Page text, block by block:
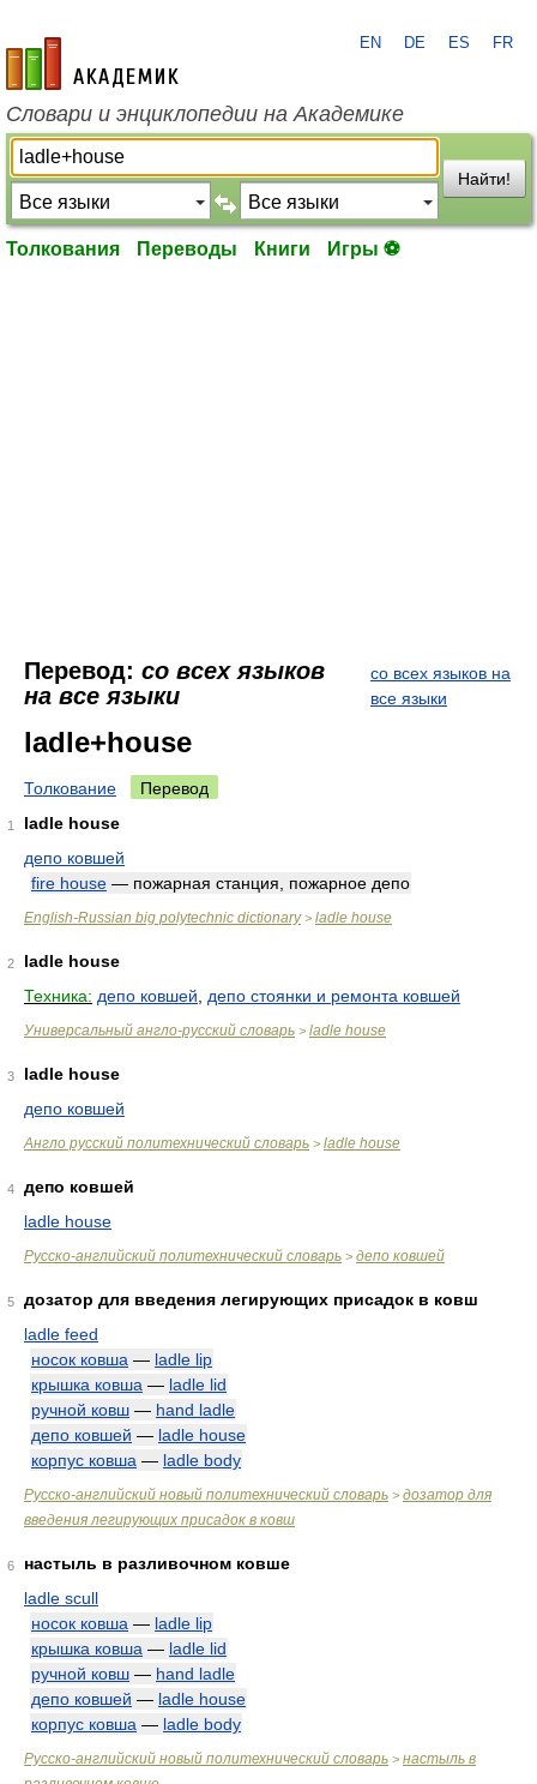
academic.ru
EN DE ES FR
Словари и энциклопедии на Академике
Найти!
Толкования Переводы Книги Игры ⚽
Перевод: со всех языков
на все языки
со всех языков на
все языки
ladle+house
Толкование Перевод
1
ladle house
депо ковшей
fire house — пожарная станция, пожарное депо
English-Russian big polytechnic dictionary> ladle house
2
ladle house
Техника: депо ковшей депо стоянки и ремонта ковшей
Универсальный англо-русский словарь > ladle house
3
ladle house
депо ковшей
Англо русский политехнический словарь > ladle house
4
депо ковшей
ladle house
Русско-английский политехнический словарь > депо ковшей
5
дозатор для введения легирующих присадок в ковш
ladle feed
носок ковша — ladle lip
крышка ковша — ladle lid
ручной ковш — hand ladle
депо ковшей — ladle house
корпус ковша — ladle body
Русско-английский новый политехнический словарь > дозатор для
введения легирующих присадок в ковш
6
настыль в разливочном ковше
ladle scull
носок ковша — ladle lip
крышка ковша — ladle lid
ручной ковш — hand ladle
депо ковшей — ladle house
корпус ковша — ladle body
Русско-английский новый политехнический словарь > настыль в